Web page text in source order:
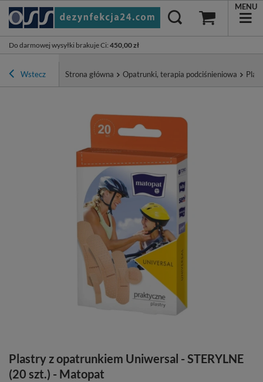
Do darmowej wysyłki brakuje Ci: 450,00 zł
MENU
Wstecz Strona główna Opatrunki, terapia podciśnieniowa
Plastry z opatrunkiem Uniwersal - STERYLNE
(20 szt.) - Matopat